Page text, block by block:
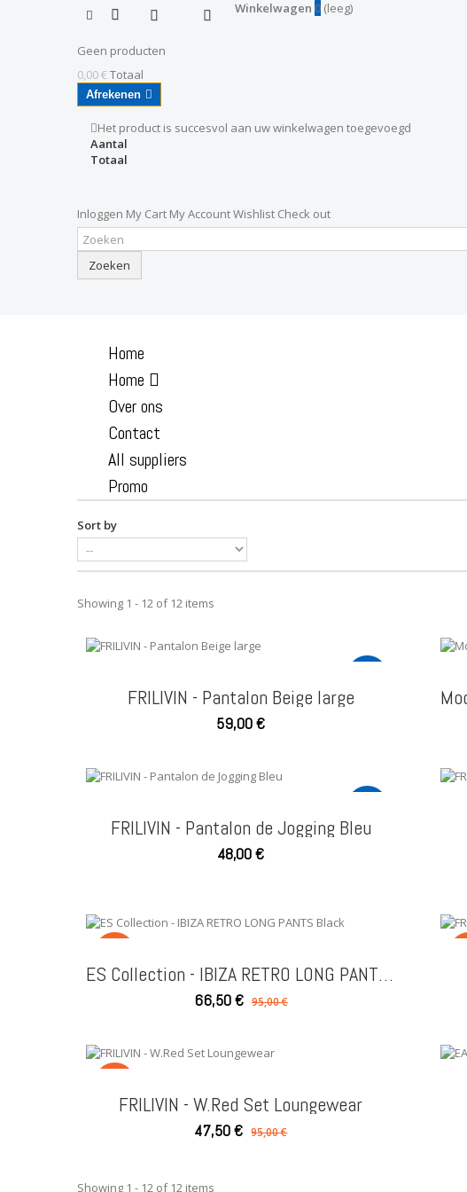
Winkelwagen 0 (leeg)
Geen producten
0,00 € Totaal
Afrekenen
Het product is succesvol aan uw winkelwagen toegevoegd
Aantal
Totaal
Inloggen My Cart My AccountWishlist Check out
Zoeken
Home
Home
Over ons
Contact
All suppliers
Promo
Sort by
Showing 1 - 12 of 12 items
FRILIVIN - Pantalon Beige large
59,00 €
FRILIVIN - Pantalon de Jogging Bleu
48,00 €
ES Collection - IBIZA RETRO LONG PANTS Black
66,50 € 95,00 €
FRILIVIN - W.Red Set Loungewear
47,50 € 95,00 €
Showing 1 - 12 of 12 items